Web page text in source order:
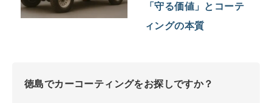
「守る価値」とコーテ
ィングの本質
徳島でカーコーティングをお探しですか？